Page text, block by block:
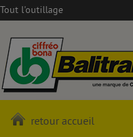
Tout l'outillage
retour accueil